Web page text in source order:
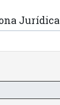
Jurídica